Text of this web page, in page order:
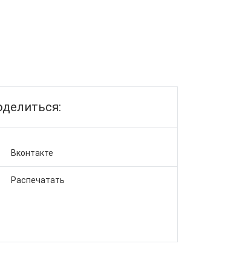
Вконтакте
Распечатать